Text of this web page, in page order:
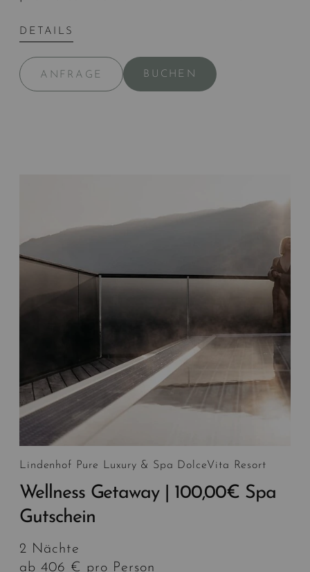
DETAILS
ANFRAGE BUCHEN
Lindenhof Pure Luxury & Spa DolceVita Resort
Wellness Getaway | 100,00€ Spa
Gutschein
2 Nächte
ab 406 € pro Person